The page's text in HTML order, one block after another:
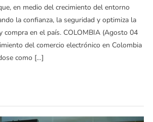
en medio del crecimiento del entorno
la confianza, la seguridad y optimiza la
compra en el país. COLOMBIA (Agosto 04
del comercio electrónico en Colombia
como […]